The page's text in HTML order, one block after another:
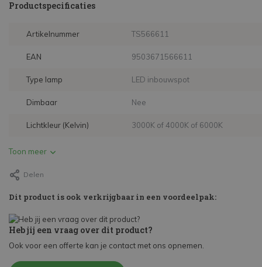
Productspecificaties
Artikelnummer TS566611
EAN 9503671566611
Type lamp LED inbouwspot
Dimbaar Nee
Lichtkleur (Kelvin) 3000K of 4000K of 6000K
Toon meer
Delen
Dit product is ook verkrijgbaar in een voordeelpak:
Heb jij een vraag over dit product?
Ook voor een offerte kan je contact met ons opnemen.